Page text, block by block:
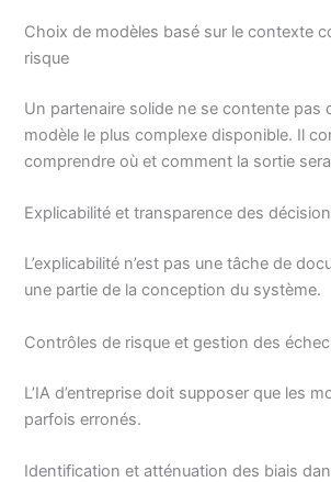
Choix de modèles basé sur le contexte
risque
Un partenaire solide ne se contente pas
modèle le plus complexe disponible. Il
comprendre où et comment la sortie
Explicabilité et transparence des
L’explicabilité n’est pas une tâche de
une partie de la conception du système.
Contrôles de risque et gestion des
L’IA d’entreprise doit supposer que les
parfois erronés.
Identification et atténuation des biais